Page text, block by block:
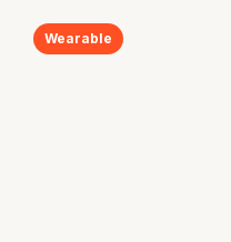
Wearable